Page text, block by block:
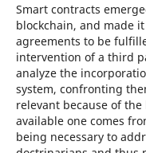
Smart contracts
blockchain, and made
agreements to be
intervention of a third
analyze the
system, confronting
relevant because of
available one comes
being necessary to